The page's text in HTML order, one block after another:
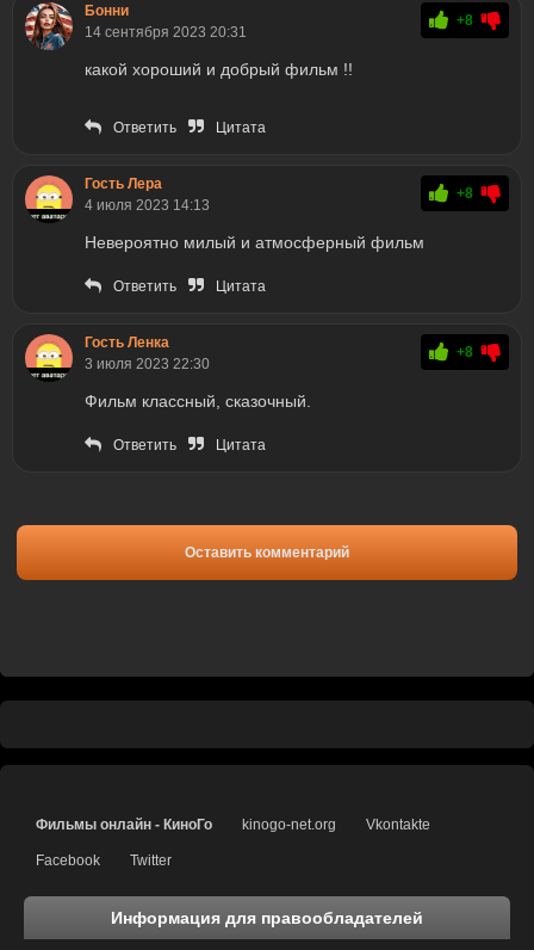
Бонни
14 сентября 2023 20:31
+8
какой хороший и добрый фильм !!
Ответить Цитата
Гость Лера
4 июля 2023 14:13
+8
Невероятно милый и атмосферный фильм
Ответить Цитата
Гость Ленка
3 июля 2023 22:30
+8
Фильм классный, сказочный.
Ответить Цитата
Оставить комментарий
Фильмы онлайн - КиноГо kinogo-net.org Vkontakte
Facebook Twitter
Информация для правообладателей